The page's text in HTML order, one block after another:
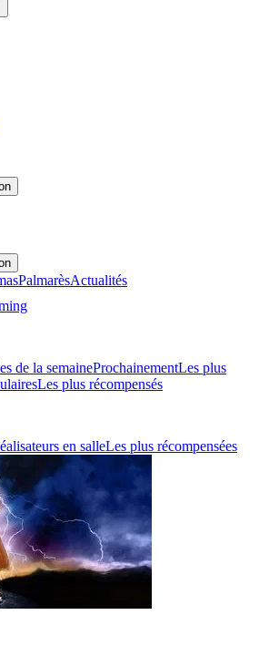
PalmarèsActualités
de la semaineProchainementLes plus
Les plus récompensés
en salleLes plus récompensées